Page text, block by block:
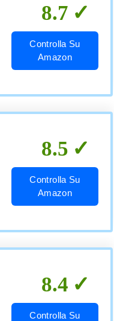
8.7
Controlla Su
Amazon
8.5
Controlla Su
Amazon
8.4
Controlla Su